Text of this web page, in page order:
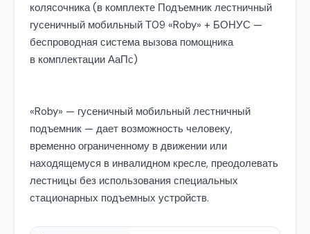
колясочника (в комплекте Подъемник лестничный
гусеничный мобильный Т09 «Roby» + БОНУС —
беспроводная система вызова помощника
в комплектации АаПс)
«Roby» — гусеничный мобильный лестничный
подъемник — дает возможность человеку,
временно ограниченному в движении или
находящемуся в инвалидном кресле, преодолевать
лестницы без использования специальных
стационарных подъемных устройств.